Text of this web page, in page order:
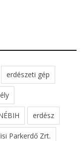
erdészeti gép
erdész
Parkerdő Zrt.